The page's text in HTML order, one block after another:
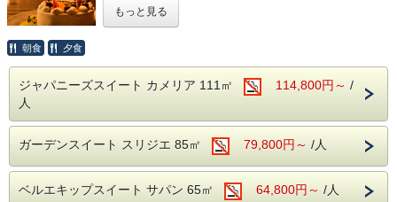
ィナーにはフレンチのフルコースをお召し上がりく
ださい。食後にはケーキとキャンドル、フラワーア
お持ち帰りいただき、女性に人気の「フルーツティ
ー」と一緒に、改めて二人きりでお祝いするのもお
よう、これまでの経験から考え抜いたバースデーア
イテムと、きめ細やかな心配りでおもてなしいたし
もっと見る
朝食 夕食
ジャパニーズスイート カメリア 111㎡ 114,800円～ /
人
ガーデンスイート スリジエ 85㎡ 79,800円～ /人
ベルエキップスイート サパン 65㎡ 64,800円～ /人